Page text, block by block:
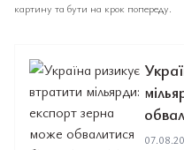
картину та бути на крок попереду.